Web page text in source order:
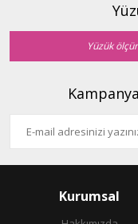
Yüzük
Kurumsal